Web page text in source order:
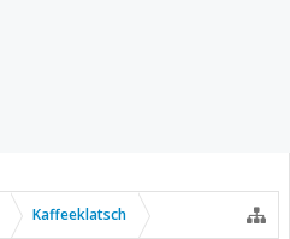
Kaffeeklatsch